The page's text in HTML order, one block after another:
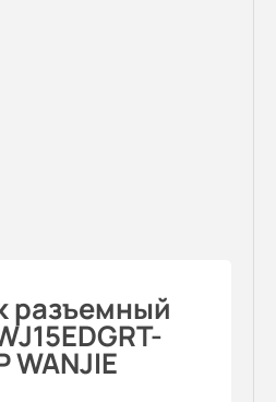
разъемный
WANJIE